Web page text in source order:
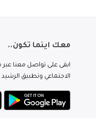
معك اينما تكون..
ابقى على تواصل معنا عبر
الاجتماعي وتطبيق الرشيد